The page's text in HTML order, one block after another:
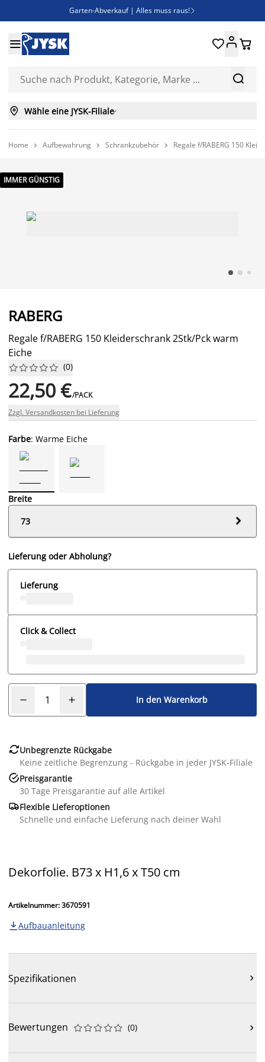
Garten-Abverkauf | Alles muss raus! 
Bist du Unternehmer? Entdecke JYSK-B2B
Esszimmerstuhl ADSLEV um nur 40€


 
 Wähle eine JYSK-Filiale
Home  Aufbewahrung  Schrankzubehör  Regale f/RABERG 150
IMMER GÜNSTIG
RABERG
Regale f/RABERG 150 Kleiderschrank 2Stk/Pck warm
Eiche





 (0)
22,50 €/PACK
Zzgl. Versandkosten bei Lieferung
Farbe: Warme Eiche
Breite
73

Lieferung oder Abholung?
Lieferung
Click & Collect
In den Warenkorb
Unbegrenzte Rückgabe
Keine zeitliche Begrenzung - Rückgabe in jeder JYSK-Filiale
Preisgarantie
30 Tage Preisgarantie auf alle Artikel
Flexible Lieferoptionen
Schnelle und einfache Lieferung nach deiner Wahl
Dekorfolie. B73 x H1,6 x T50 cm
Artikelnummer: 3670591
 Aufbauanleitung
Spezifikationen 
Bewertungen 




 (0) 